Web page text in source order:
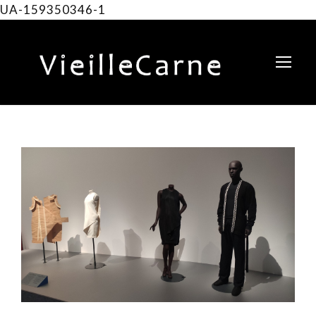
UA-159350346-1